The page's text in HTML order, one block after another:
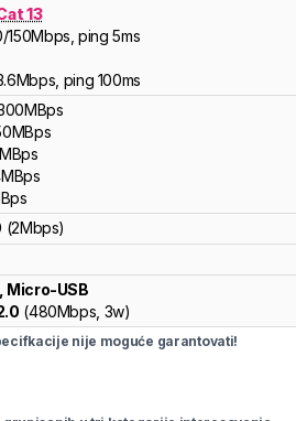
13
/150Mbps , ping 5ms
Mbps , ping 100ms
MBps
MBps
MBps
(2Mbps)
Micro-USB
(480Mbps, 3w)
nije moguće garantovati!